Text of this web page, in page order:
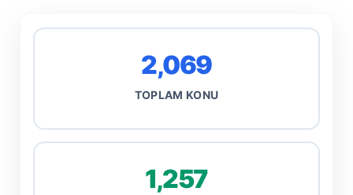
2,069
TOPLAM KONU
1,257